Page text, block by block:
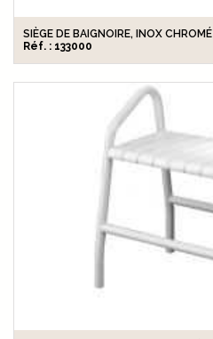
SIÈGE DE BAIGNOIRE, INOX CHROMÉ
Réf. : 133000